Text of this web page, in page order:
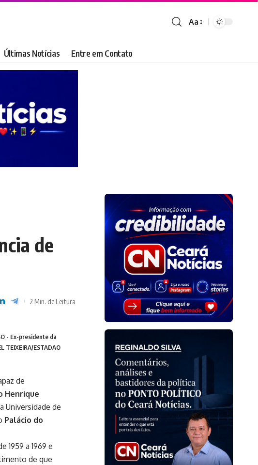
Font
Aa
Últimas Notícias Entre em Contato
de
2 Min. de Leitura
- Ex-presidente da
TEIXEIRA/ESTADAO
de
Henrique
Universidade de
Palácio do
1959 a 1969 e
de que